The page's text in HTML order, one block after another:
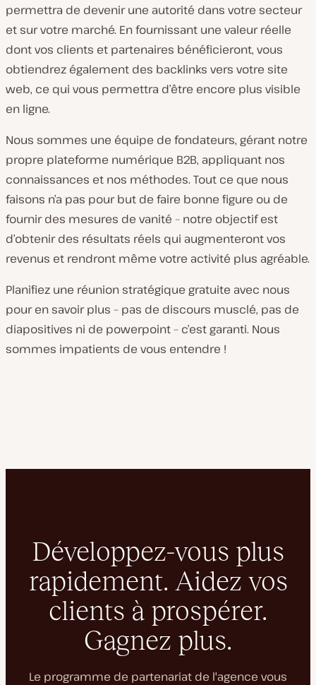
permettra de devenir une autorité dans votre secteur
et sur votre marché. En fournissant une valeur réelle
dont vos clients et partenaires bénéficieront, vous
obtiendrez également des backlinks vers votre site
web, ce qui vous permettra d’être encore plus visible
en ligne.
Nous sommes une équipe de fondateurs, gérant notre
propre plateforme numérique B2B, appliquant nos
connaissances et nos méthodes. Tout ce que nous
faisons n’a pas pour but de faire bonne figure ou de
fournir des mesures de vanité – notre objectif est
d’obtenir des résultats réels qui augmenteront vos
revenus et rendront même votre activité plus agréable.
Planifiez une réunion stratégique gratuite avec nous
pour en savoir plus – pas de discours musclé, pas de
diapositives ni de powerpoint – c’est garanti. Nous
sommes impatients de vous entendre !
Développez-vous plus
rapidement. Aidez vos
clients à prospérer.
Gagnez plus.
Le programme de partenariat de l'agence vous